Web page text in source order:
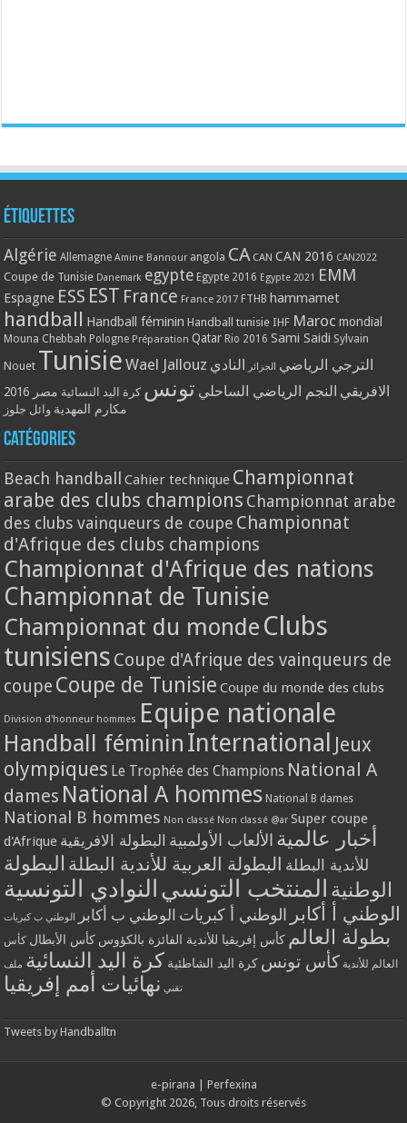
Étiquettes
Algérie Allemagne Amine Bannour angola CA CAN CAN 2016 CAN2022
Coupe de Tunisie Danemark egypte Egypte 2016 Egypte 2021 EMM
Espagne ESS EST France France 2017 FTHB hammamet
handball Handball féminin Handball tunisie IHF Maroc mondial
Mouna Chebbah Pologne Préparation Qatar Rio 2016 Sami Saidi Sylvain
Nouet Tunisie Wael Jallouz الترجي الرياضي الجزائر النادي
الافريقي النجم الرياضي الساحلي تونس كرة اليد النسائية مصر 2016
مكارم المهدية وائل جلوز
Catégories
Beach handball Cahier technique Championnat
arabe des clubs champions Championnat arabe
des clubs vainqueurs de coupe Championnat
d'Afrique des clubs champions
Championnat d'Afrique des nations
Championnat de Tunisie
Championnat du monde Clubs
tunisiens Coupe d'Afrique des vainqueurs de
coupe Coupe de Tunisie Coupe du monde des clubs
Division d'honneur hommes Equipe nationale
Handball féminin International Jeux
olympiques Le Trophée des Champions National A
dames National A hommes National B dames
National B hommes Non classé Non classé @ar Super coupe
d'Afrique
أخبار عالمية الألعاب الأولمبية البطولة الافريقية
للأندية البطلة البطولة العربية للأندية البطلة البطولة
الوطنية المنتخب التونسي النوادي التونسية
الوطني أ أكابر الوطني أ كبريات الوطني ب أكابر الوطني ب كبريات
بطولة العالم كأس إفريقيا للأندية الفائزة بالكؤوس كأس الأبطال كأس
العالم للأندية كأس تونس كرة اليد الشاطئية كرة اليد النسائية ملف
تقني نهائيات أمم إفريقيا
Tweets by Handballtn
e-pirana
Perfexina
© Copyright 2026, Tous droits réservés